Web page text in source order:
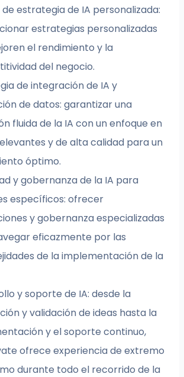
estrategia de IA personalizada:
estrategias personalizadas
el rendimiento y la
del negocio.
de integración de IA y
de datos: garantizar una
fluida de la IA con un enfoque en
y de alta calidad para un
óptimo.
y gobernanza de la IA para
específicos: ofrecer
y gobernanza especializadas
eficazmente por las
de la implementación de la
y soporte de IA: desde la
y validación de ideas hasta la
y el soporte continuo,
ofrece experiencia de extremo
durante todo el recorrido de la